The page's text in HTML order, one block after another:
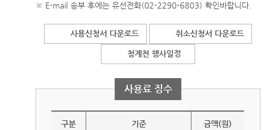
※ E-mail 송부 후에는 유선전화(02-2290-6803) 확인바랍니다.
사용신청서 다운로드 취소신청서 다운로드
청계천 행사일정
사용료 징수
구분 기준 금액(원)